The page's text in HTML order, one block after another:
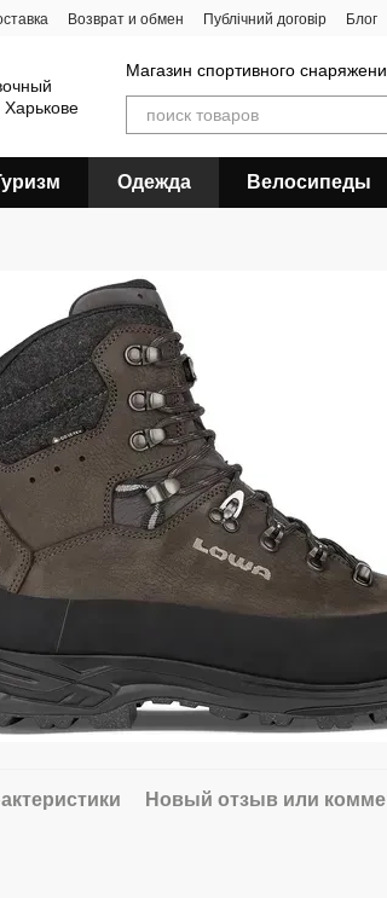
Возврат и обмен Публічний договір Блог
Магазин спортивного
Одежда Велосипеды
Новый отзыв или